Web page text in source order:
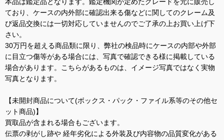
本品は鑑定品となります。鑑定機関が定めたグレードを元に販売し
ており、ケースの内外部に確認出来る傷などに関してのクレーム及
び返品交換には一切対応していませんのでご了承の上お買い上げ下
さい。
30万円を超える商品類に限り、弊社の検品時にケースの内部や外部
に目立つ傷等がある場合には、写真で確認できる様に掲載している
場合があります。こちらがあるものは、イメージ写真ではなく実物
写真となります。
【未開封商品について(ボックス・パック・ファイル系等のその他セ
ット商品)】
買取品が含まれる場合もございます。
伝票の剥がし跡や 経年劣化による外装及び内容物の品質変化がある